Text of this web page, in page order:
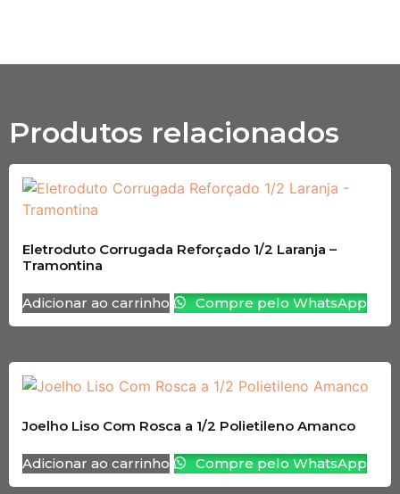
Produtos relacionados
Eletroduto Corrugada Reforçado 1/2 Laranja –
Tramontina
Adicionar ao carrinho Compre pelo WhatsApp
Joelho Liso Com Rosca a 1/2 Polietileno Amanco
Adicionar ao carrinho Compre pelo WhatsApp